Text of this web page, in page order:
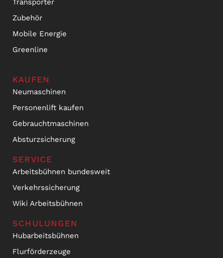
Transporter
Zubehör
Mobile Energie
Greenline
KAUFEN
Neumaschinen
Personenlift kaufen
Gebrauchtmaschinen
Absturzsicherung
SERVICE
Arbeitsbühnen bundesweit
Verkehrssicherung
Wiki Arbeitsbühnen
SCHULUNGEN
Hubarbeitsbühnen
Flurförderzeuge